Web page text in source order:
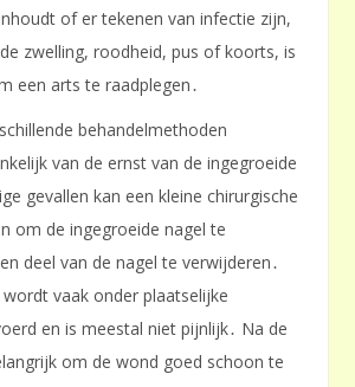
of er tekenen van infectie zijn,
zwelling, roodheid, pus of koorts, is
een arts te raadplegen․
behandelmethoden
van de ernst van de ingegroeide
gevallen kan een kleine chirurgische
om de ingegroeide nagel te
deel van de nagel te verwijderen․
vaak onder plaatselijke
en is meestal niet pijnlijk․ Na de
om de wond goed schoon te